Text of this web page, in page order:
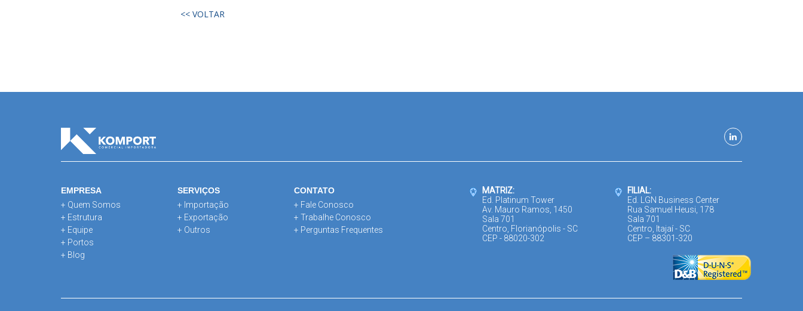
<< VOLTAR
EMPRESA
+ Quem Somos
+ Estrutura
+ Equipe
+ Portos
+ Blog
SERVIÇOS
+ Importação
+ Exportação
+ Outros
CONTATO
+ Fale Conosco
+ Trabalhe Conosco
+ Perguntas Frequentes
MATRIZ:
Ed. Platinum Tower
Av. Mauro Ramos, 1450
Sala 701
Centro, Florianópolis - SC
CEP - 88020-302
FILIAL:
Ed. LGN Business Center
Rua Samuel Heusi, 178
Sala 701
Centro, Itajaí - SC
CEP – 88301-320